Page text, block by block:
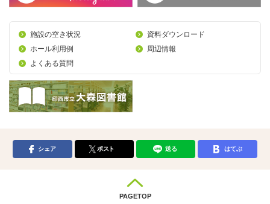
施設の空き状況
資料ダウンロード
ホール利用例
周辺情報
よくある質問
シェア ポスト 送る はてぶ
PAGETOP